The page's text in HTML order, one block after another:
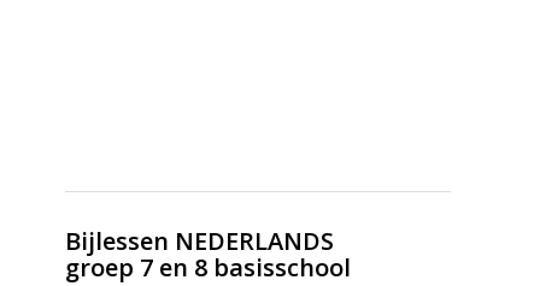
Bijlessen NEDERLANDS
groep 7 en 8 basisschool